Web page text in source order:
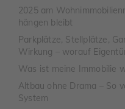
2025 am
hängen bleibt
Parkplätze, Stellplätze,
Wirkung – worauf
Was ist meine Immobilie
Altbau ohne Drama – So
System